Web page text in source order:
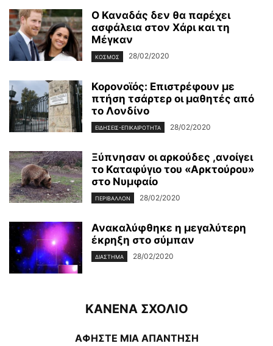
Ο Καναδάς δεν θα παρέχει
ασφάλεια στον Χάρι και τη
Μέγκαν
ΚΌΣΜΟΣ 28/02/2020
Κορονοϊός: Επιστρέφουν με
πτήση τσάρτερ οι μαθητές από
το Λονδίνο
ΕΙΔΉΣΕΙΣ-ΕΠΙΚΑΙΡΌΤΗΤΑ 28/02/2020
Ξύπνησαν οι αρκούδες ,ανοίγει
το Καταφύγιο του «Αρκτούρου»
στο Νυμφαίο
ΠΕΡΙΒΆΛΛΟΝ 28/02/2020
Ανακαλύφθηκε η μεγαλύτερη
έκρηξη στο σύμπαν
ΔΙΆΣΤΗΜΑ 28/02/2020
ΚΑΝΕΝΑ ΣΧΟΛΙΟ
ΑΦΗΣΤΕ ΜΙΑ ΑΠΑΝΤΗΣΗ